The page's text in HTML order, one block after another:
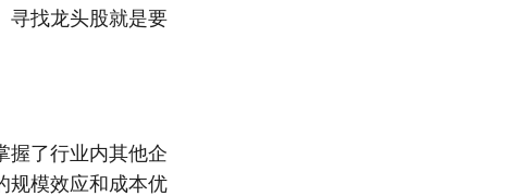
寻找龙头股就是要
握了行业内其他企
规模效应和成本优